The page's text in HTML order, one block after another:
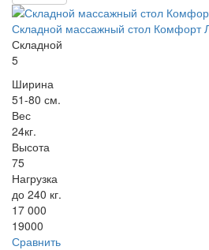
Складной массажный стол Комфорт
Складной
5
Ширина
51-80 см.
Вес
24кг.
Высота
75
Нагрузка
до 240 кг.
17 000
19000
Сравнить